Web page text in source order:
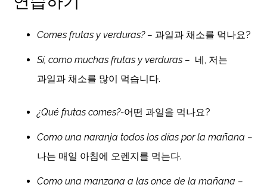
Comes frutas y verduras? – 과일과 채소를 먹나요?
Sí, como muchas frutas y verduras – 네, 저는
과일과 채소를 많이 먹습니다.
¿Qué frutas comes?-어떤 과일을 먹나요?
Como una naranja todos los días por la mañana –
나는 매일 아침에 오렌지를 먹는다.
Como una manzana a las once de la mañana –